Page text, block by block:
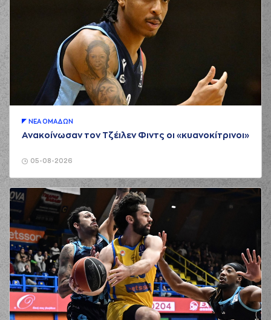
05-08-2026
ΝΕA ΟΜAΔΩΝ
Ανακοίνωσαν τον Τζέιλεν Φιντς οι «κυανοκίτρινοι»